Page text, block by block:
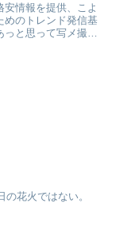
情報を提供、こよ
めのトレンド発信基
と思って写メ撮っ
の花火ではない。